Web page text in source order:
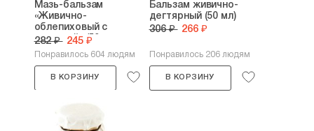
Мазь-бальзам
«Живично-
облепиховый с
таволгой» (50...
282 ₽ 245 ₽
Понравилось 604 людям
В КОРЗИНУ
Бальзам живично-
дегтярный (50 мл)
306 ₽ 266 ₽
Понравилось 206 людям
В КОРЗИНУ